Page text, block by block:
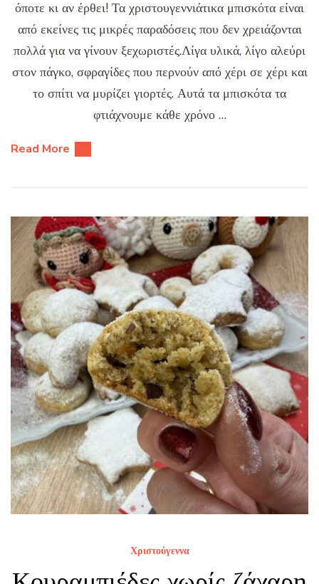
όποτε κι αν έρθει! Τα χριστουγεννιάτικα μπισκότα είναι
από εκείνες τις μικρές παραδόσεις που δεν χρειάζονται
πολλά για να γίνουν ξεχωριστές.Λίγα υλικά, λίγο αλεύρι
στον πάγκο, σφραγίδες που περνούν από χέρι σε χέρι και
το σπίτι να μυρίζει γιορτές. Αυτά τα μπισκότα τα
φτιάχνουμε κάθε χρόνο …
Read More
Χριστούγεννα